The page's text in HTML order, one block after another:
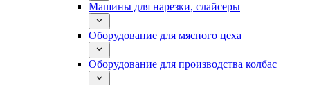
Машины для нарезки, слайсеры
Оборудование для мясного цеха
Оборудование для производства колбас